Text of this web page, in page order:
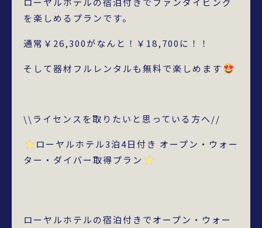
を楽しめるプランです。
通常￥26,300がなんと！￥18,700に！！
そして器材フルレンタルも無料で楽しめます
\\ライセンスを取りたいと思っている方へ//
ローヤルホテル3泊4日付き オープン・ウォー
ター・ダイバー取得プラン
ローヤルホテルの宿泊付きでオープン・ウォー